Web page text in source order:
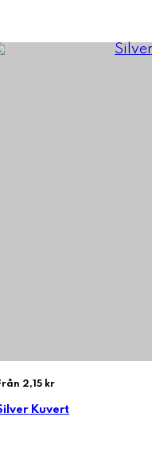
2,15 kr
Kuvert